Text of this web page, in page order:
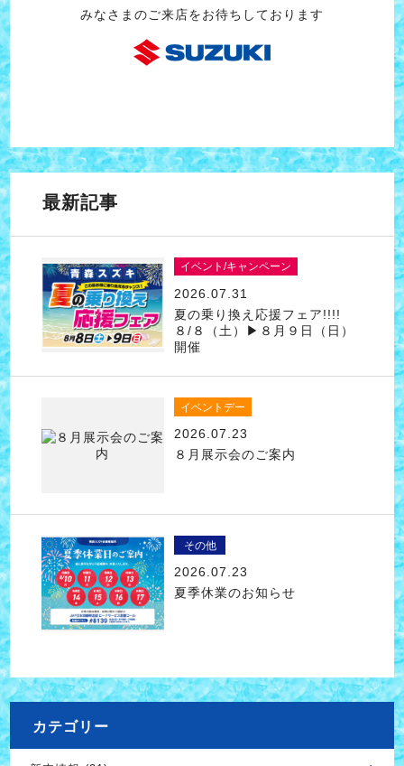
みなさまのご来店をお待ちしております
最新記事
イベント/キャンペーン
2026.07.31
夏の乗り換え応援フェア!!!!
８/８（土）▶８月９日（日）
開催
イベントデー
2026.07.23
８月展示会のご案内
その他
2026.07.23
夏季休業のお知らせ
カテゴリー